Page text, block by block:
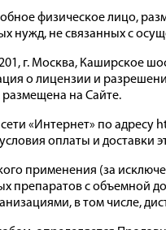
физическое лицо,
нужд, не связанных с
г. Москва, Каширское
о лицензии и
на Сайте.
сети «Интернет» по
оплаты и доставки
применения (за
препаратов с объемной
в том числе,